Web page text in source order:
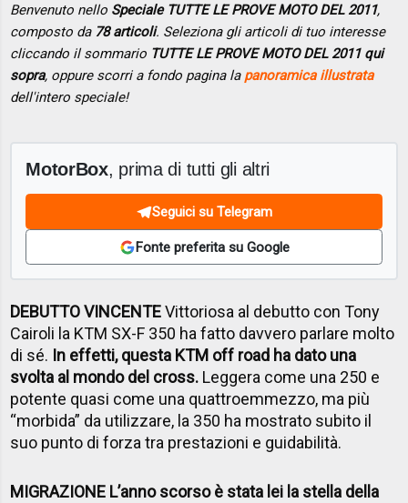
Benvenuto nello Speciale TUTTE LE PROVE MOTO DEL 2011,
composto da 78 articoli. Seleziona gli articoli di tuo interesse
cliccando il sommario TUTTE LE PROVE MOTO DEL 2011 qui
sopra, oppure scorri a fondo pagina la panoramica illustrata
dell'intero speciale!
MotorBox, prima di tutti gli altri
Seguici su Telegram
Fonte preferita su Google
DEBUTTO VINCENTEVittoriosa al debutto con Tony
Cairoli la KTM SX-F 350 ha fatto davvero parlare molto
di sé. In effetti, questa KTM off road ha dato una
svolta al mondo del cross. Leggera come una 250 e
potente quasi come una quattroemmezzo, ma più
“morbida” da utilizzare, la 350 ha mostrato subito il
suo punto di forza tra prestazioni e guidabilità.
MIGRAZIONE L’anno scorso è stata lei la stella della